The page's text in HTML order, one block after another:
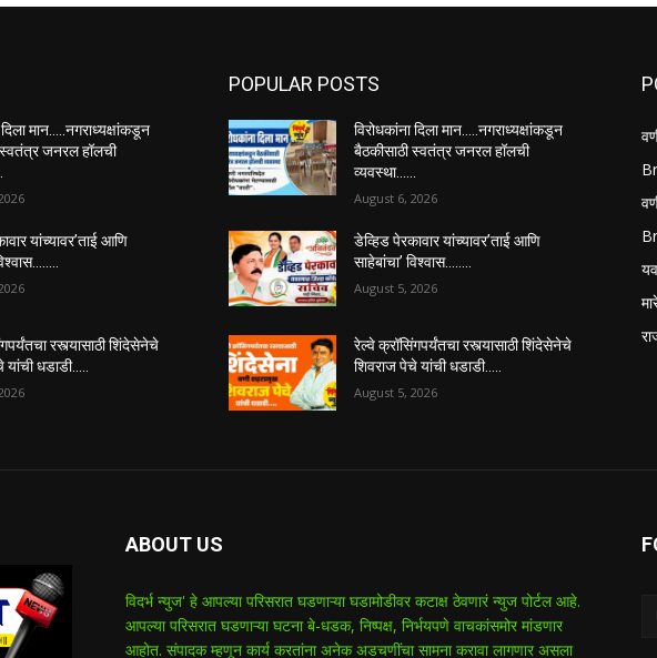
दिला मान…..नगराध्यक्षांकडून
स्वतंत्र जनरल हॉलची
यांच्यावर’ताई आणि
रस्त्यासाठी शिंदेसेनेचे
धडाडी…..
POPULAR POSTS
विरोधकांना दिला मान…..नगराध्यक्षांकडून
बैठकीसाठी स्वतंत्र जनरल हॉलची
व्यवस्था……
August 6, 2026
डेव्हिड पेरकावार यांच्यावर’ताई आणि
साहेबांचा’ विश्वास……..
August 5, 2026
रेल्वे क्रॉसिंगपर्यंतचा रस्त्यासाठी शिंदेसेनेचे
शिवराज पेचे यांची धडाडी…..
August 5, 2026
ABOUT US
विदर्भ न्युज' हे आपल्या परिसरात घडणाऱ्या घडामोडीवर कटाक्ष ठेवणारं न्युज पोर्टल आहे.
आपल्या परिसरात घडणाऱ्या घटना बे-धडक, निष्पक्ष, निर्भयपणे वाचकांसमोर मांडणार
आहोत. संपादक म्हणून कार्य करतांना अनेक अडचणींचा सामना करावा लागणार असला